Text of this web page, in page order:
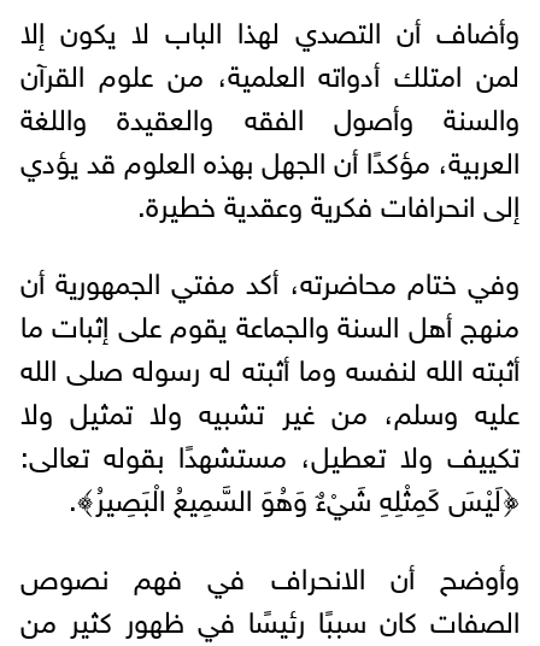
وأضاف أن التصدي لهذا الباب لا يكون إلا
لمن امتلك أدواته العلمية، من علوم القرآن
والسنة وأصول الفقه والعقيدة واللغة
العربية، مؤكدًا أن الجهل بهذه العلوم قد يؤدي
إلى انحرافات فكرية وعقدية خطيرة.
وفي ختام محاضرته، أكد مفتي الجمهورية أن
منهج أهل السنة والجماعة يقوم على إثبات ما
أثبته الله لنفسه وما أثبته له رسوله صلى الله
عليه وسلم، من غير تشبيه ولا تمثيل ولا
تكييف ولا تعطيل، مستشهدًا بقوله تعالى:
﴿لَيْسَ كَمِثْلِهِ شَيْءٌ وَهُوَ السَّمِيعُ الْبَصِيرُ﴾.
وأوضح أن الانحراف في فهم نصوص
الصفات كان سببًا رئيسًا في ظهور كثير من